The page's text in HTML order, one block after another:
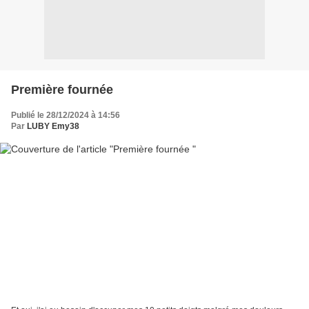
Première fournée
Publié le 28/12/2024 à 14:56
Par LUBY Emy38